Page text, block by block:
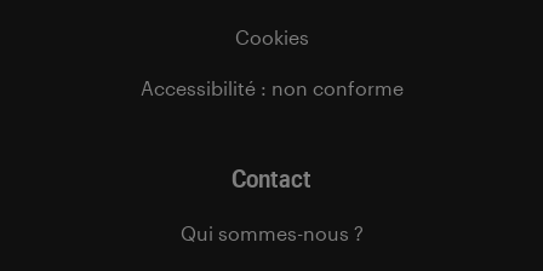
Cookies
Accessibilité : non conforme
Contact
Qui sommes-nous ?